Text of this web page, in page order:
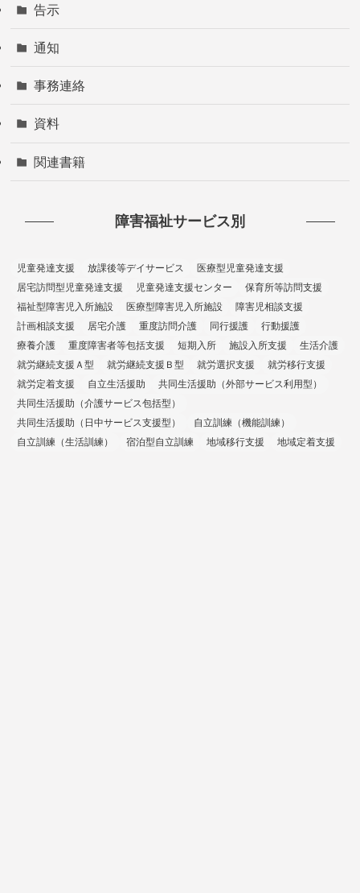
告示
通知
事務連絡
資料
関連書籍
障害福祉サービス別
児童発達支援 放課後等デイサービス
医療型児童発達支援
居宅訪問型児童発達支援
児童発達支援センター
保育所等訪問支援
福祉型障害児入所施設
医療型障害児入所施設
障害児相談支援
計画相談支援
居宅介護 重度訪問介護 同行援護
行動援護
療養介護
重度障害者等包括支援 短期入所 施設入所支援
生活介護
就労継続支援Ａ型
就労継続支援Ｂ型 就労選択支援
就労移行支援
就労定着支援
自立生活援助
共同生活援助（外部サービス利用型）
共同生活援助（介護サービス包括型）
共同生活援助（日中サービス支援型）
自立訓練（機能訓練）
自立訓練（生活訓練）
宿泊型自立訓練 地域移行支援 地域定着支援